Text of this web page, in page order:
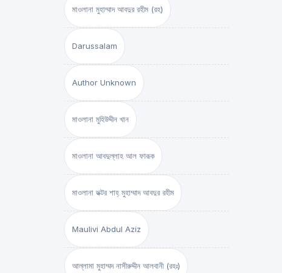
মাওলানা মুহাম্মাদ আবদুর রহীম (রহ)
Darussalam
Author Unknown
মাওলানা মুহিউদ্দীন খান
মাওলানা আবদুল্লাহ আল ফারূক
মাওলানা ডক্টর শাহ্‌ মুহাম্মাদ আবদুর রহীম
Maulivi Abdul Aziz
আল্লামা মুহাম্মদ নাসীরুদ্দীন আলবানী (রহঃ)